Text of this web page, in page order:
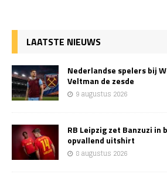
LAATSTE NIEUWS
Nederlandse spelers bij
Veltman de zesde
9 augustus 2026
RB Leipzig zet Banzuzi in
opvallend uitshirt
8 augustus 2026